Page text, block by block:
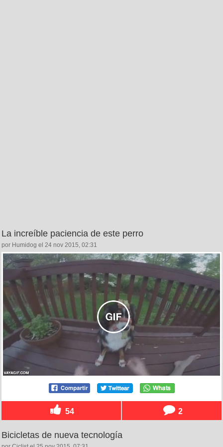
La increíble paciencia de este perro
por Humidog el 24 nov 2015, 02:31
54 2
Bicicletas de nueva tecnología